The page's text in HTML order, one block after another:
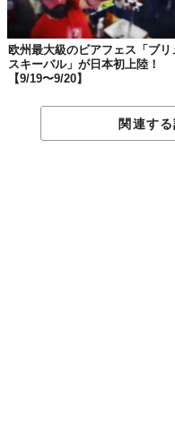
欧州最大級のビアフェス「ブリ
スキーバル」が日本初上陸！
【9/19〜9/20】
関連す